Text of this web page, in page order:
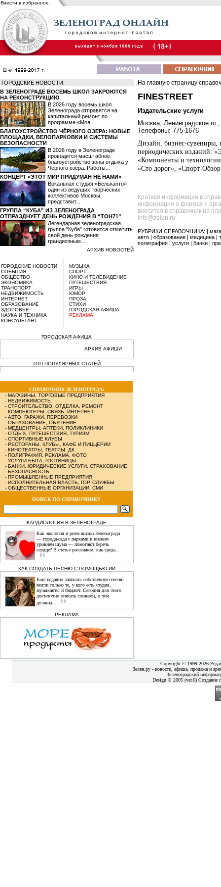
Внести в избранное
ГОРОДСКИЕ НОВОСТИ:
В ЗЕЛЕНОГРАДЕ ВОСЕМЬ ШКОЛ ЗАКРОЮТСЯ
НА РЕКОНСТРУКЦИЮ
В 2026 году восемь школ
Зеленограда отправятся на
капитальный ремонт по
программе «Моя...
БЛАГОУСТРОЙСТВО ЧЁРНОГО ОЗЕРА: НОВЫЕ
ПЛОЩАДКИ, ВЕЛОПАРКОВКИ И СИСТЕМЫ
БЕЗОПАСНОСТИ
В 2026 году в Зеленограде
проводится масштабное
благоустройство зоны отдыха у
Чёрного озера. Работы...
КОНЦЕРТ «ЭТОТ МИР ПРИДУМАН НЕ НАМИ»
Вокальная студия «Бельканто» ,
один из ведущих творческих
коллективов Москвы,
представит...
ГРУППА “КУБА” ИЗ ЗЕЛЕНОГРАДА
ОТПРАЗДНУЕТ ДЕНЬ РОЖДЕНИЯ В “ТОН71”
Легендарная зеленоградская
группа “Куба” готовится отметить
свой день рождения
грандиозным...
АРХИВ НОВОСТЕЙ
ГОРОДСКИЕ НОВОСТИ
СОБЫТИЯ
ОБЩЕСТВО
ЭКОНОМИКА
ТРАНСПОРТ
НЕДВИЖИМОСТЬ
ИНТЕРНЕТ
ОБРАЗОВАНИЕ
ЗДОРОВЬЕ
НАУКА И ТЕХНИКА
КОНСУЛЬТАНТ
МУЗЫКА
СПОРТ
КИНО И ТЕЛЕВИДЕНИЕ
ПУТЕШЕСТВИЯ
ИГРЫ
ЮМОР
ПРОЗА
СТИХИ
ГОРОДСКАЯ АФИША
РЕКЛАМА
ГОРОДСКАЯ АФИША
АРХИВ АФИШИ
ТОП ПОПУЛЯРНЫХ СТАТЕЙ
СПРАВОЧНИК ЗЕЛЕНОГРАДА:
- МАГАЗИНЫ, ТОРГОВЫЕ ПРЕДПРИЯТИЯ
- НЕДВИЖИМОСТЬ
- СТРОИТЕЛЬСТВО, ОТДЕЛКА, РЕМОНТ
- КОМПЬЮТЕРЫ, СВЯЗЬ, ИНТЕРНЕТ
- АВТО, ГАРАЖИ, ПЕРЕВОЗКИ
- ОБРАЗОВАНИЕ, ОБУЧЕНИЕ
- МЕДЦЕНТРЫ, АПТЕКИ, ПОЛИКЛИНИКИ
- ОТДЫХ, ПУТЕШЕСТВИЯ, ТУРИЗМ
- СПОРТИВНЫЕ КЛУБЫ
- РЕСТОРАНЫ, КЛУБЫ, КАФЕ И ПИЦЦЕРИИ
- КИНОТЕАТРЫ, ТЕАТРЫ, ДК
- ПОЛИГРАФИЯ, РЕКЛАМА, ФОТО
- УСЛУГИ БЫТА, ГОСТИНИЦЫ
- БАНКИ, ЮРИДИЧЕСКИЕ УСЛУГИ, СТРАХОВАНИЕ
- БЕЗОПАСНОСТЬ
- ПРОМЫШЛЕННЫЕ ПРЕДПРИЯТИЯ
- ИСПОЛНИТЕЛЬНАЯ ВЛАСТЬ, ГОР. СЛУЖБЫ
- ОБЩЕСТВЕННЫЕ ОРГАНИЗАЦИИ, СМИ
ПОИСК ПО СПРАВОЧНИКУ
КАРДИОЛОГИЯ В ЗЕЛЕНОГРАДЕ
Как экология и ритм жизни Зеленограда
— города‑сада с парками и низким
уровнем шума — помогают беречь
сердце? В статье расскажем, как среда...
КАК СОЗДАТЬ ПЕСНЮ С ПОМОЩЬЮ ИИ
Ещё недавно записать собственную песню
могли только те, у кого есть студия,
музыканты и бюджет. Сегодня для этого
достаточно описать словами, о чём
должна...
РЕКЛАМА
На главную страницу
FINESTREET
Издательские услуги
Москва, Ленинградское
Телефоны: 775-1676
Дизайн, бизнес-
периодических изданий:
«Компоненты и
«Сто дорог», «Спорт-
Краткая информация в
информация о фирмах и
вносится в справочник на
info@zelen.ru
РУБРИКИ СПРАВОЧНИКА: |
авто
образование медицина
полиграфия
услуги банки
Copyright © 1999-2026
Зелен.ру - новости, афиша, продажа и
Зеленоградский
Design © 2005 (ver.6) Создание